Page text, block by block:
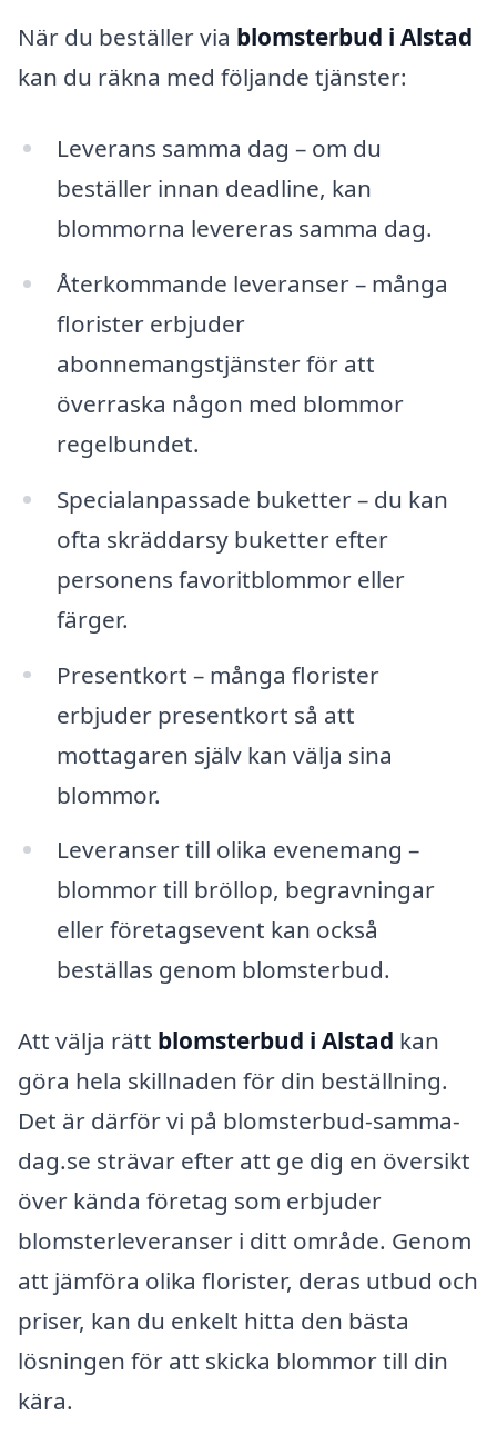
När du beställer via blomsterbud i Alstad
kan du räkna med följande tjänster:
Leverans samma dag – om du
beställer innan deadline, kan
blommorna levereras samma dag.
Återkommande leveranser – många
florister erbjuder
abonnemangstjänster för att
överraska någon med blommor
regelbundet.
Specialanpassade buketter – du kan
ofta skräddarsy buketter efter
personens favoritblommor eller
färger.
Presentkort – många florister
erbjuder presentkort så att
mottagaren själv kan välja sina
blommor.
Leveranser till olika evenemang –
blommor till bröllop, begravningar
eller företagsevent kan också
beställas genom blomsterbud.
Att välja rätt blomsterbud i Alstad kan
göra hela skillnaden för din beställning.
Det är därför vi på blomsterbud-samma-
dag.se strävar efter att ge dig en översikt
över kända företag som erbjuder
blomsterleveranser i ditt område. Genom
att jämföra olika florister, deras utbud och
priser, kan du enkelt hitta den bästa
lösningen för att skicka blommor till din
kära.